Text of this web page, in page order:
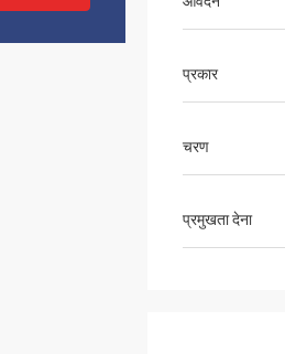
प्रकार
चरण
प्रमुखता देना